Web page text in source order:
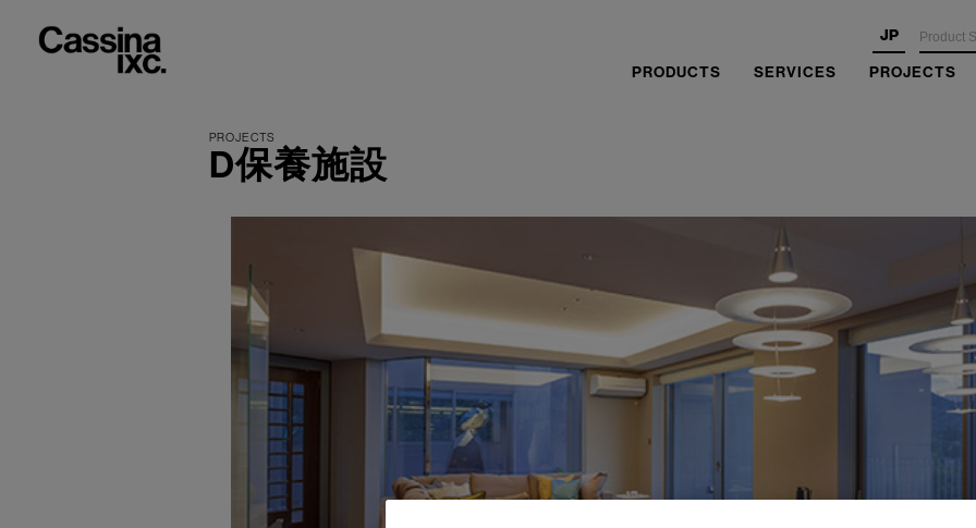
JP
PRODUCTS SERVICES PROJECTS
D保養施設